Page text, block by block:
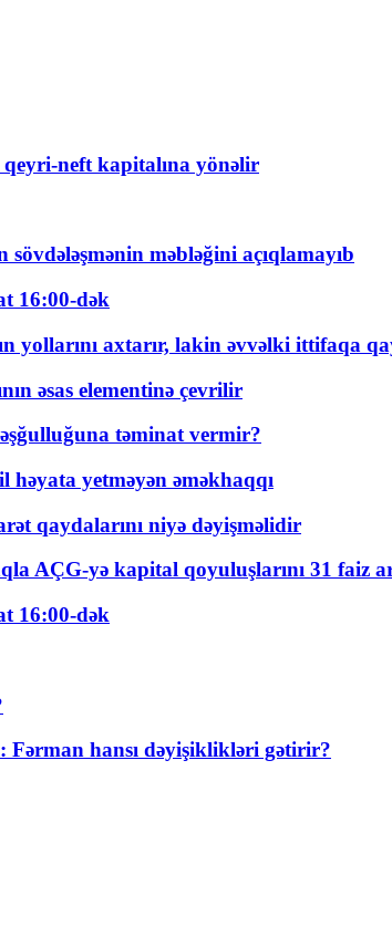
neft kapitalına yönəlir
məbləğini açıqlamayıb
16:00-dək
axtarır, lakin əvvəlki ittifaqa
əsas elementinə çevrilir
təminat vermir?
yetməyən əməkhaqqı
qaydalarını niyə dəyişməlidir
AÇG-yə kapital qoyuluşlarını 31 faiz
16:00-dək
Fərman hansı dəyişiklikləri gətirir?